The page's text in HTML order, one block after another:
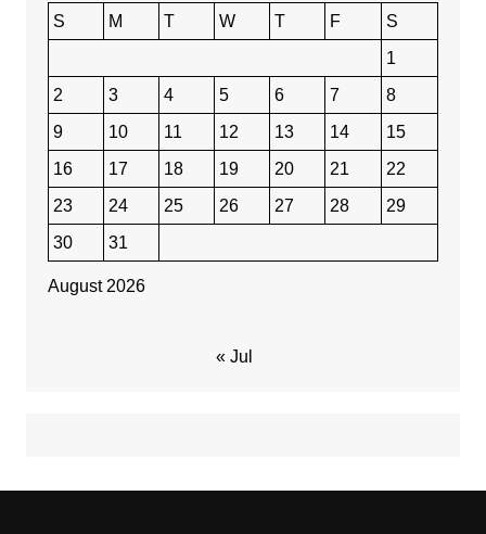
August 2026
S M T W T F
S
1
2
3 4 5 6 7
8
9
10 11 12 13 14
15
16
17 18 19 20 21
22
23
24 25 26 27 28
29
30
31
« Jul